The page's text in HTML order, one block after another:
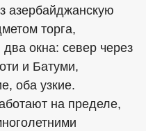
азербайджанскую
торга,
окна: север через
и Батуми,
оба узкие.
на пределе,